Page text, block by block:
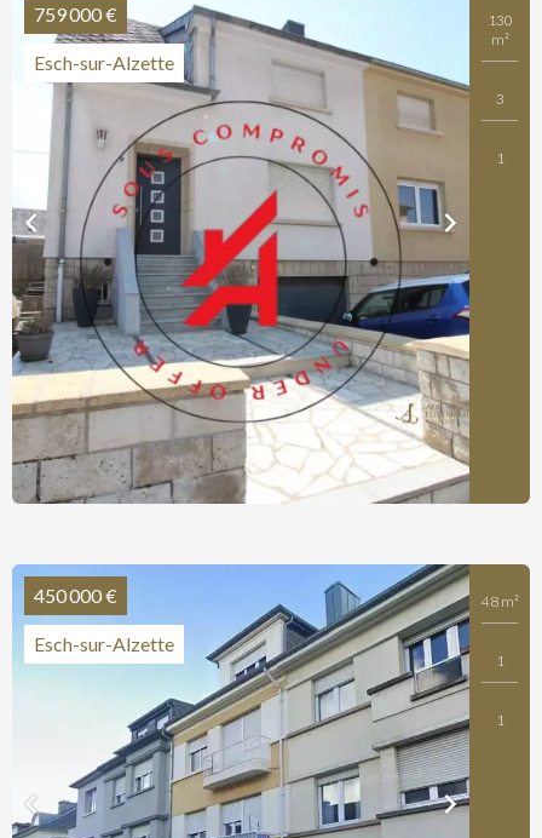
759 000 €
Esch-sur-Alzette
130
m²
3
1
450 000 €
Esch-sur-Alzette
48 m²
1
1